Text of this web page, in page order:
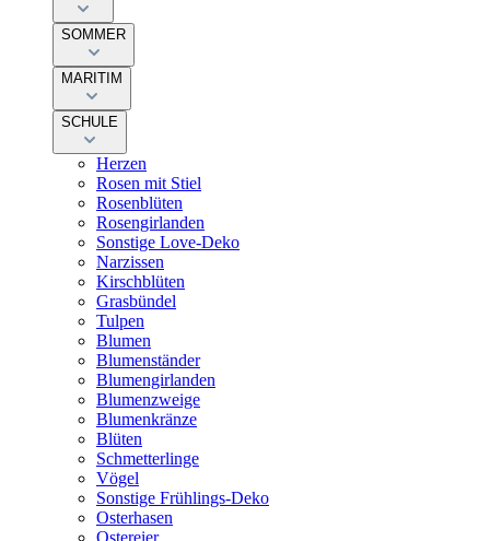
SOMMER
MARITIM
SCHULE
Herzen
Rosen mit Stiel
Rosenblüten
Rosengirlanden
Sonstige Love-Deko
Narzissen
Kirschblüten
Grasbündel
Tulpen
Blumen
Blumenständer
Blumengirlanden
Blumenzweige
Blumenkränze
Blüten
Schmetterlinge
Vögel
Sonstige Frühlings-Deko
Osterhasen
Ostereier